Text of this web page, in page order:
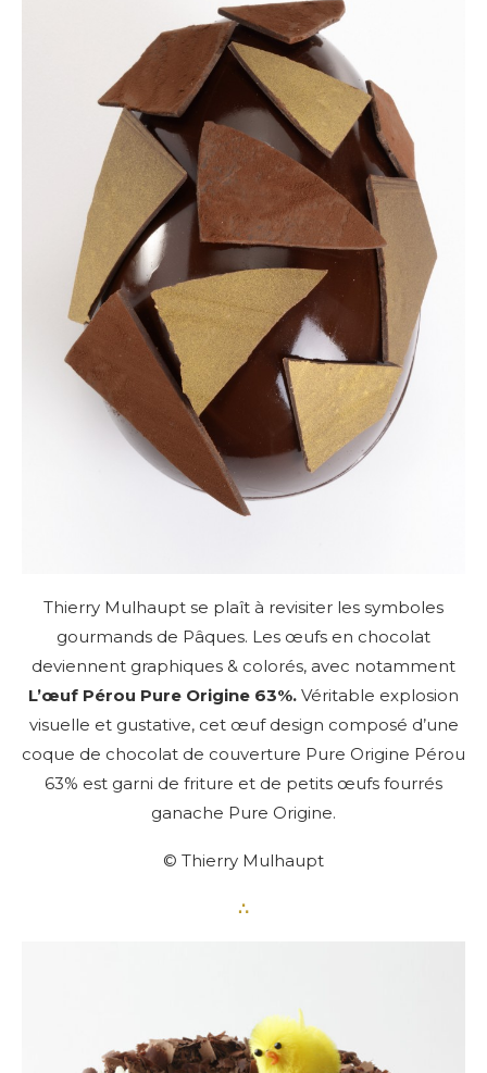
Thierry Mulhaupt se plaît à revisiter les symboles
gourmands de Pâques. Les œufs en chocolat
deviennent graphiques & colorés, avec notamment
L’œuf Pérou Pure Origine 63%. Véritable explosion
visuelle et gustative, cet œuf design composé d’une
coque de chocolat de couverture Pure Origine Pérou
63% est garni de friture et de petits œufs fourrés
ganache Pure Origine.
© Thierry Mulhaupt
∴